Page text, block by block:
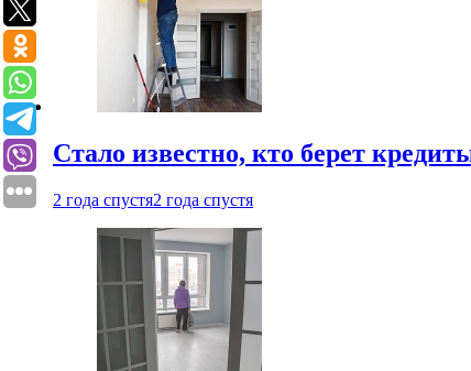
Стало известно, кто берет
2 года спустя2 года спустя